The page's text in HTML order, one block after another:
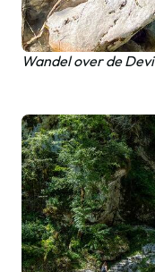
Wandel over de